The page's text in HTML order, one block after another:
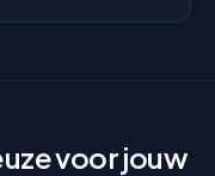
voor jouw